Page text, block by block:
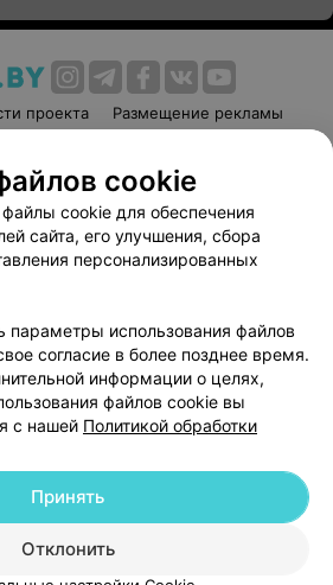
проекта
Размещение рекламы
соглашение
Способы оплаты
Партнеры
руководителю 103.by
персональных данных
191700409
| 220012, Республика Беларусь,
+375 291212755
cookie
cookie для обеспечения
сайта, его улучшения, сбора
персонализированных
параметры использования файлов
согласие в более позднее время.
информации о целях,
файлов cookie вы
с нашей Политикой обработки
Отклонить
Принять